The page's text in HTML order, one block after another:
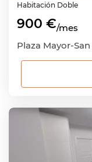
Habitación Doble
900 €/mes
Plaza Mayor-